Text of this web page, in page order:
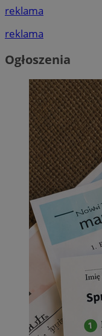
reklama
reklama
Ogłoszenia